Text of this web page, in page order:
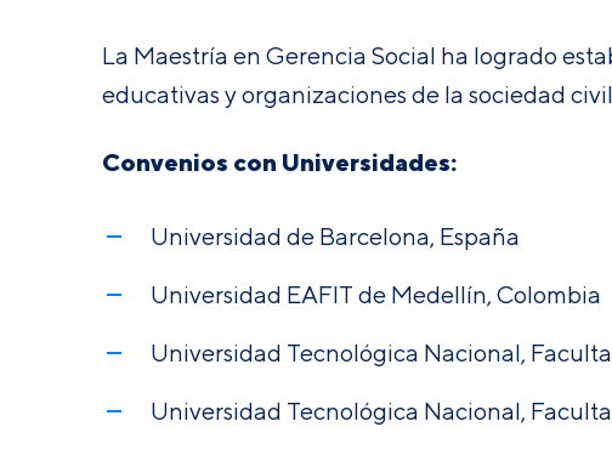
La Maestría en Gerencia Social ha logrado
educativas y organizaciones de la sociedad
Convenios con Universidades:
Universidad de Barcelona, España
Universidad EAFIT de Medellín, Colombia
Universidad Tecnológica Nacional,
Universidad Tecnológica Nacional,